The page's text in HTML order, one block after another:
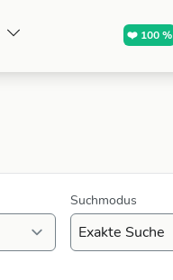
❤️ 100 %
Suchmodus